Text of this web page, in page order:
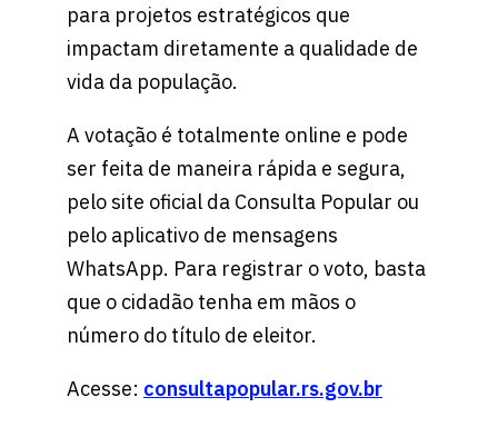
para projetos estratégicos que
impactam diretamente a qualidade de
vida da população.
A votação é totalmente online e pode
ser feita de maneira rápida e segura,
pelo site oficial da Consulta Popular ou
pelo aplicativo de mensagens
WhatsApp. Para registrar o voto, basta
que o cidadão tenha em mãos o
número do título de eleitor.
Acesse: consultapopular.rs.gov.br